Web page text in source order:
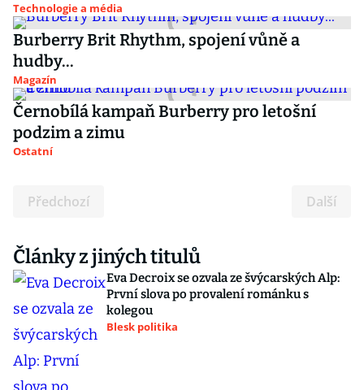
Technologie a média
Burberry Brit Rhythm, spojení vůně a
hudby...
Magazín
Černobílá kampaň Burberry pro letošní
podzim a zimu
Ostatní
Předchozí Další
Články z jiných titulů
Eva Decroix se ozvala ze švýcarských Alp:
První slova po provalení románku s
kolegou
Blesk politika